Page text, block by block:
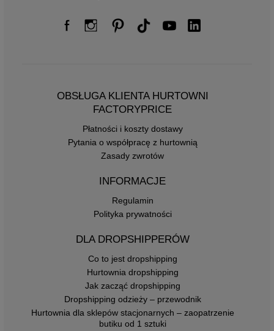
OBSŁUGA KLIENTA HURTOWNI
FACTORYPRICE
Płatności i koszty dostawy
Pytania o współpracę z hurtownią
Zasady zwrotów
INFORMACJE
Regulamin
Polityka prywatności
DLA DROPSHIPPERÓW
Co to jest dropshipping
Hurtownia dropshipping
Jak zacząć dropshipping
Dropshipping odzieży – przewodnik
Hurtownia dla sklepów stacjonarnych – zaopatrzenie
butiku od 1 sztuki